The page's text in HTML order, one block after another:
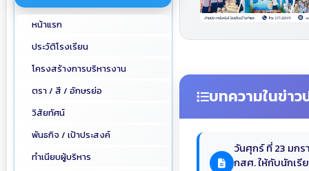
หน้าแรก
ประวัติโรงเรียน
โครงสร้างการบริหารงาน
ตรา / สี / อักษรย่อ
วิสัยทัศน์
พันธกิจ / เป้าประสงค์
ทำเนียบผู้บริหาร
บทความในข่า
วันศุกร์ ที่ 23 มก
กสศ. ให้กับนักเรี